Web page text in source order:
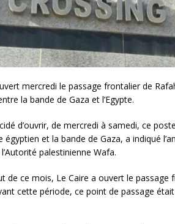
mercredi le passage frontalier de
la bande de Gaza et l’Egypte.
d’ouvrir, de mercredi à samedi, ce
et la bande de Gaza, a indiqué
palestinienne Wafa.
de ce mois, Le Caire a ouvert le passage
cette période, ce point de passage